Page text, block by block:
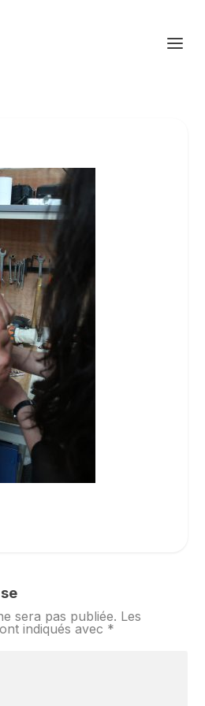
sera pas publiée. Les
indiqués avec *